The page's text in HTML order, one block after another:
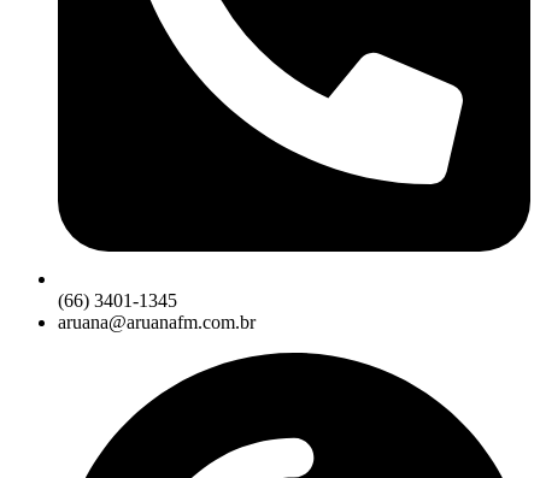
(66) 3401-1345
aruana@aruanafm.com.br